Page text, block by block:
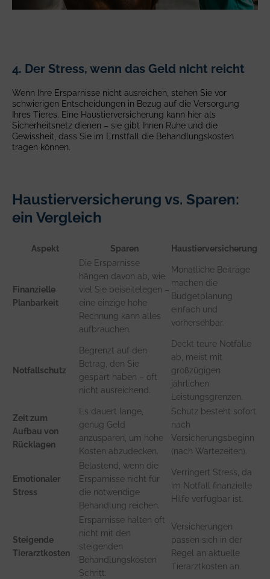
4. Der Stress, wenn das Geld nicht reicht
Wenn Ihre Ersparnisse nicht ausreichen, stehen Sie vor
schwierigen Entscheidungen in Bezug auf die Versorgung
Ihres Tieres. Eine Haustierversicherung kann hier als
Sicherheitsnetz dienen – sie gibt Ihnen Ruhe und die
Gewissheit, dass Sie im Ernstfall die Behandlungskosten
tragen können.
Haustierversicherung vs. Sparen:
ein Vergleich
Aspekt Sparen Haustierversicherung
Finanzielle
Planbarkeit
Die Ersparnisse
hängen davon ab, wie
viel Sie beiseitelegen –
eine einzige hohe
Rechnung kann alles
aufbrauchen.
Monatliche Beiträge
machen die
Budgetplanung
einfach und
vorhersehbar.
Notfallschutz
Begrenzt auf den
Betrag, den Sie
gespart haben – oft
nicht ausreichend.
Deckt teure Notfälle
ab, meist mit
großzügigen
jährlichen
Leistungsgrenzen.
Zeit zum
Aufbau von
Rücklagen
Es dauert lange,
genug Geld
anzusparen, um hohe
Kosten abzudecken.
Schutz besteht sofort
nach
Versicherungsbeginn
(nach Wartezeiten).
Emotionaler
Stress
Belastend, wenn die
Ersparnisse nicht für
die notwendige
Behandlung reichen.
Verringert Stress, da
im Notfall finanzielle
Hilfe verfügbar ist.
Steigende
Tierarztkosten
Ersparnisse halten oft
nicht mit den
steigenden
Behandlungskosten
Schritt.
Versicherungen
passen sich in der
Regel an aktuelle
Tierarztkosten an.